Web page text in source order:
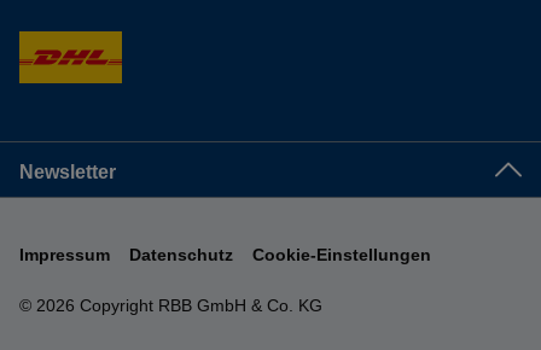
Newsletter
© 2026 Copyright RBB GmbH & Co. KG
Impressum Datenschutz Cookie-Einstellungen